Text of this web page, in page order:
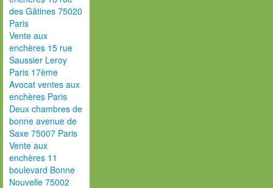
des Gâtines 75020
Paris
Vente aux
enchères 15 rue
Saussier Leroy
Paris 17ème
Avocat ventes aux
enchères Paris
Deux chambres de
bonne avenue de
Saxe 75007 Paris
Vente aux
enchères 11
boulevard Bonne
Nouvelle 75002